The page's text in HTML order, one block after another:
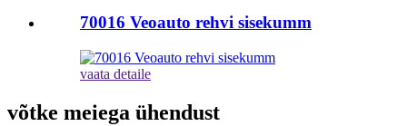
70016 Veoauto rehvi sisekumm
vaata detaile
võtke meiega ühendust